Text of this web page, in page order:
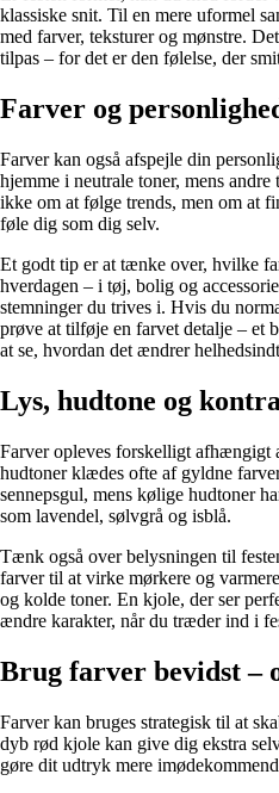
klassiske snit. Til en mere uformel
med farver, teksturer og mønstre.
tilpas – for det er den følelse, der
Farver og
Farver kan også afspejle din
hjemme i neutrale toner, mens
ikke om at følge trends, men om at
føle dig som dig selv.
Et godt tip er at tænke over, hvilke
hverdagen – i tøj, bolig og
stemninger du trives i. Hvis du
prøve at tilføje en farvet detalje – et
at se, hvordan det ændrer
Lys, hudtone og
Farver opleves forskelligt afhængigt
hudtoner klædes ofte af gyldne
sennepsgul, mens kølige hudtoner
som lavendel, sølvgrå og isblå.
Tænk også over belysningen til
farver til at virke mørkere og
og kolde toner. En kjole, der ser
ændre karakter, når du træder ind i
Brug farver bevidst –
Farver kan bruges strategisk til at
dyb rød kjole kan give dig ekstra
gøre dit udtryk mere